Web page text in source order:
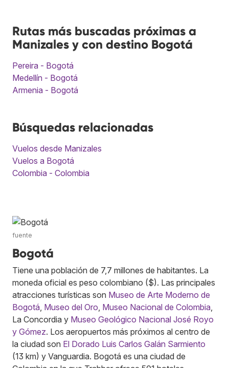
Rutas más buscadas próximas a
Manizales y con destino Bogotá
Pereira - Bogotá
Medellín - Bogotá
Armenia - Bogotá
Búsquedas relacionadas
Vuelos desde Manizales
Vuelos a Bogotá
Colombia - Colombia
fuente
Bogotá
Tiene una población de 7,7 millones de habitantes. La
moneda oficial es peso colombiano ($). Las principales
atracciones turísticas son Museo de Arte Moderno de
Bogotá, Museo del Oro, Museo Nacional de Colombia,
La Concordia y Museo Geológico Nacional José Royo
y Gómez. Los aeropuertos más próximos al centro de
la ciudad son El Dorado Luis Carlos Galán Sarmiento
(13 km) y Vanguardia. Bogotá es una ciudad de